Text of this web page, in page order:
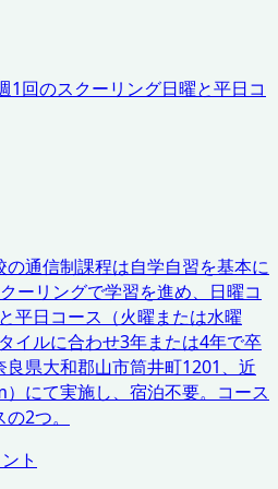
1回のスクーリング日曜と平日コ
通信制課程は自学自習を基本に
ーリングで学習を進め、日曜コ
平日コース（火曜または水曜
イルに合わせ3年または4年で卒
県大和郡山市筒井町1201、近
にて実施し、宿泊不要。コース
2つ。
ト